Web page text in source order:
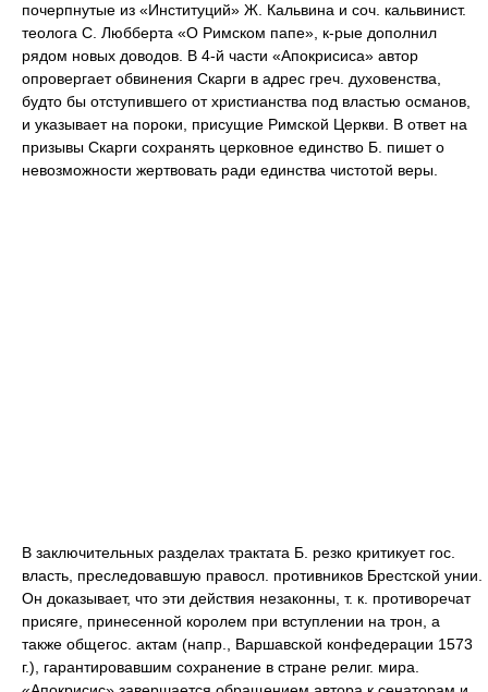
почерпнутые из «Институций» Ж. Кальвина и соч. кальвинист.
теолога С. Любберта «О Римском папе», к-рые дополнил
рядом новых доводов. В 4-й части «Апокрисиса» автор
опровергает обвинения Скарги в адрес греч. духовенства,
будто бы отступившего от христианства под властью османов,
и указывает на пороки, присущие Римской Церкви. В ответ на
призывы Скарги сохранять церковное единство Б. пишет о
невозможности жертвовать ради единства чистотой веры.
В заключительных разделах трактата Б. резко критикует гос.
власть, преследовавшую правосл. противников Брестской унии.
Он доказывает, что эти действия незаконны, т. к. противоречат
присяге, принесенной королем при вступлении на трон, а
также общегос. актам (напр., Варшавской конфедерации 1573
г.), гарантировавшим сохранение в стране религ. мира.